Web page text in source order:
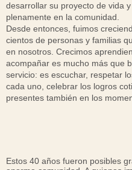
desarrollar su proyecto de vida
plenamente en la comunidad.
Desde entonces, fuimos
cientos de personas y familias
en nosotros. Crecimos
acompañar es mucho más que
servicio: es escuchar, respetar
cada uno, celebrar los logros
presentes también en los
Estos 40 años fueron posibles